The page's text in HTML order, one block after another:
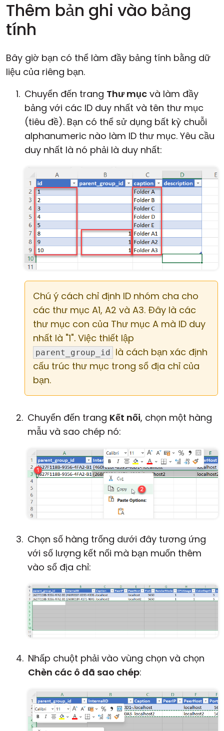
Thêm bản ghi vào bảng
tính
Bây giờ bạn có thể làm đầy bảng tính bằng dữ
liệu của riêng bạn.
Chuyển đến trang Thư mục và làm đầy
bảng với các ID duy nhất và tên thư mục
(tiêu đề). Bạn có thể sử dụng bất kỳ chuỗi
alphanumeric nào làm ID thư mục. Yêu cầu
duy nhất là nó phải là duy nhất:
Chú ý cách chỉ định ID nhóm cha cho
các thư mục A1, A2 và A3. Đây là các
thư mục con của Thư mục A mà ID duy
nhất là "1". Việc thiết lập
parent_group_id
là cách bạn xác định
cấu trúc thư mục trong sổ địa chỉ của
bạn.
Chuyển đến trang Kết nối, chọn một hàng
mẫu và sao chép nó:
Chọn số hàng trống dưới đây tương ứng
với số lượng kết nối mà bạn muốn thêm
vào sổ địa chỉ:
Nhấp chuột phải vào vùng chọn và chọn
Chèn các ô đã sao chép: